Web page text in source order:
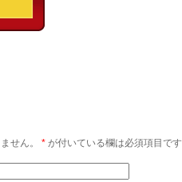
せん。 * が付いている欄は必須項目です